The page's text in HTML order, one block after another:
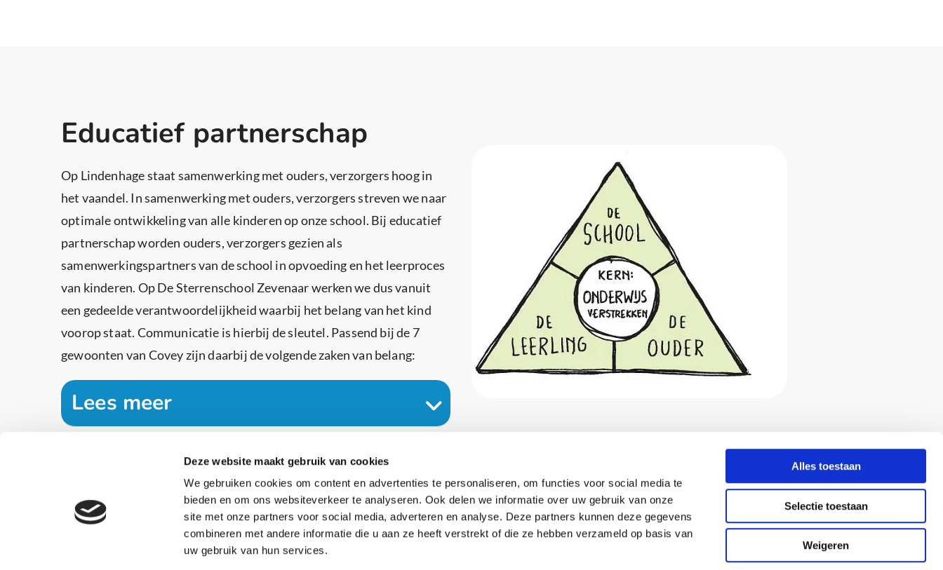
Deze website maakt gebruik van cookies
We gebruiken cookies om content en advertenties te personaliseren, om functies voor social media te
bieden en om ons websiteverkeer te analyseren. Ook delen we informatie over uw gebruik van onze
site met onze partners voor social media, adverteren en analyse. Deze partners kunnen deze gegevens
combineren met andere informatie die u aan ze heeft verstrekt of die ze hebben verzameld op basis van
uw gebruik van hun services.
Alles toestaan
Selectie toestaan
Weigeren
Educatief partnerschap
Op Lindenhage staat samenwerking met ouders, verzorgers hoog in
het vaandel. In samenwerking met ouders, verzorgers streven we naar
optimale ontwikkeling van alle kinderen op onze school. Bij educatief
partnerschap worden ouders, verzorgers gezien als
samenwerkingspartners van de school in opvoeding en het leerproces
van kinderen. Op De Sterrenschool Zevenaar werken we dus vanuit
een gedeelde verantwoordelijkheid waarbij het belang van het kind
voorop staat. Communicatie is hierbij de sleutel. Passend bij de 7
gewoonten van Covey zijn daarbij de volgende zaken van belang:
Lees meer
Privacyverklaring